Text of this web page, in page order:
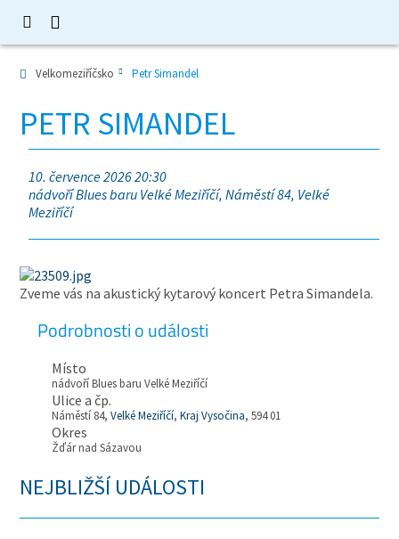
Velkomeziříčsko Petr Simandel
PETR SIMANDEL
10. července 2026 20:30
nádvoří Blues baru Velké Meziříčí, Náměstí 84, Velké
Meziříčí
Zveme vás na akustický kytarový koncert Petra Simandela.
Podrobnosti o události
Místo
nádvoří Blues baru Velké Meziříčí
Ulice a čp.
Náměstí 84,Velké Meziříčí,Kraj Vysočina, 594 01
Okres
Žďár nad Sázavou
NEJBLIŽŠÍ UDÁLOSTI